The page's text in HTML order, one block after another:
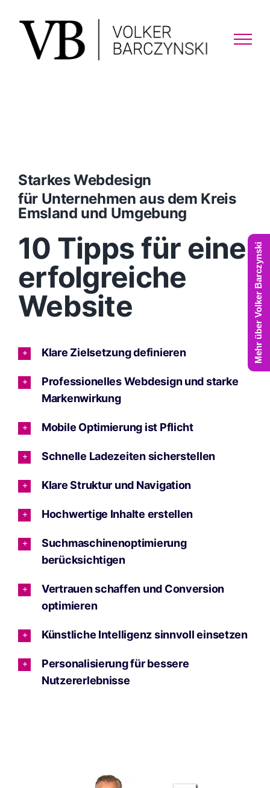
content
Starkes Webdesign
für Unternehmen aus dem Kreis
Emsland und Umgebung
10 Tipps für eine
erfolgreiche
Website
Klare Zielsetzung definieren
Professionelles Webdesign und starke
Markenwirkung
Mobile Optimierung ist Pflicht
Schnelle Ladezeiten sicherstellen
Klare Struktur und Navigation
Hochwertige Inhalte erstellen
Suchmaschinenoptimierung
berücksichtigen
Vertrauen schaffen und Conversion
optimieren
Künstliche Intelligenz sinnvoll einsetzen
Personalisierung für bessere
Nutzererlebnisse
Mehr über Volker Barczynski